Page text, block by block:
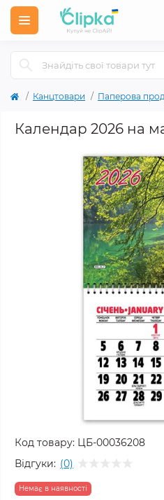
Канцтовари Паперова
Календар 2026 на
Код товару: ЦБ-00036208
Відгуки: (0)
Немає в наявності